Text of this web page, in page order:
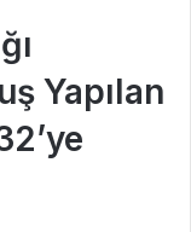
Yapılan